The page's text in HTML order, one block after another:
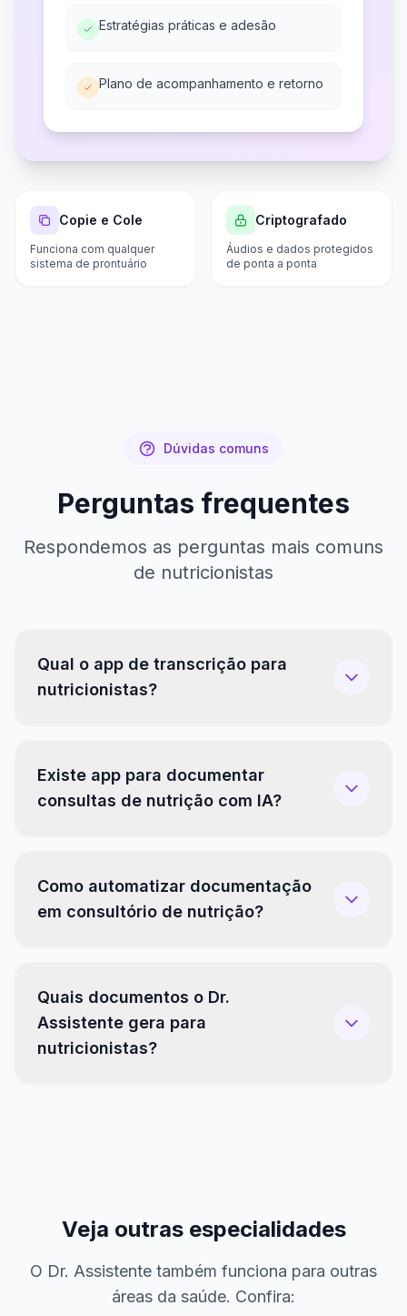
Estratégias práticas e adesão
Plano de acompanhamento e retorno
Copie e Cole
Funciona com qualquer
sistema de prontuário
Criptografado
Áudios e dados protegidos
de ponta a ponta
Dúvidas comuns
Perguntas frequentes
Respondemos as perguntas mais comuns
de nutricionistas
Qual o app de transcrição para
nutricionistas?
Existe app para documentar
consultas de nutrição com IA?
Como automatizar documentação
em consultório de nutrição?
Quais documentos o Dr.
Assistente gera para
nutricionistas?
Veja outras especialidades
O Dr. Assistente também funciona para outras
áreas da saúde. Confira: